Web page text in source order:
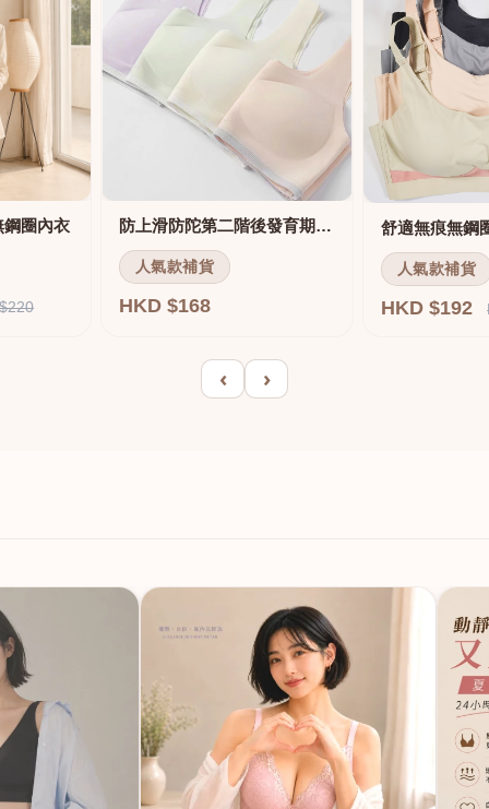
鋼圈內衣 防上滑防陀第二階後發育期內衣
人氣款補貨
HKD $168
人氣款補貨
HKD $192
‹ ›